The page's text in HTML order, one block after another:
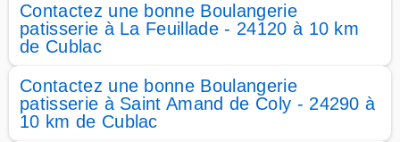
Contactez une bonne Boulangerie
patisserie à La Feuillade - 24120 à 10 km
de Cublac
Contactez une bonne Boulangerie
patisserie à Saint Amand de Coly - 24290 à
10 km de Cublac